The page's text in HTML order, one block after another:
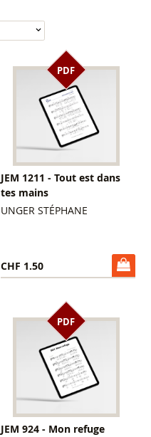
PDF
JEM 1211 - Tout est dans
tes mains
UNGER STÉPHANE
CHF 1.50
PDF
JEM 924 - Mon refuge